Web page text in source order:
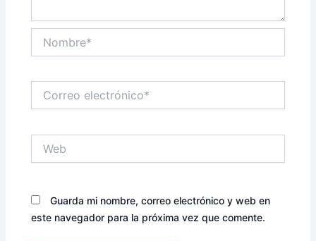
electrónico*
Guarda mi nombre, correo electrónico y web en
este navegador para la próxima vez que comente.